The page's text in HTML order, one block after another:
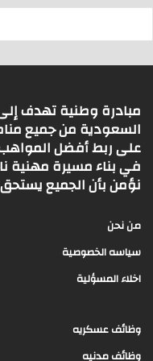
مبادرة وطنية تهدف
السعودية من جميع
على ربط أفضل
في بناء مسيرة مهنية
نؤمن بأن الجميع
من نحن
سياسه الخصوصية
اخلاء المسؤلية
وظائف عسكريه
وظائف مدنيه